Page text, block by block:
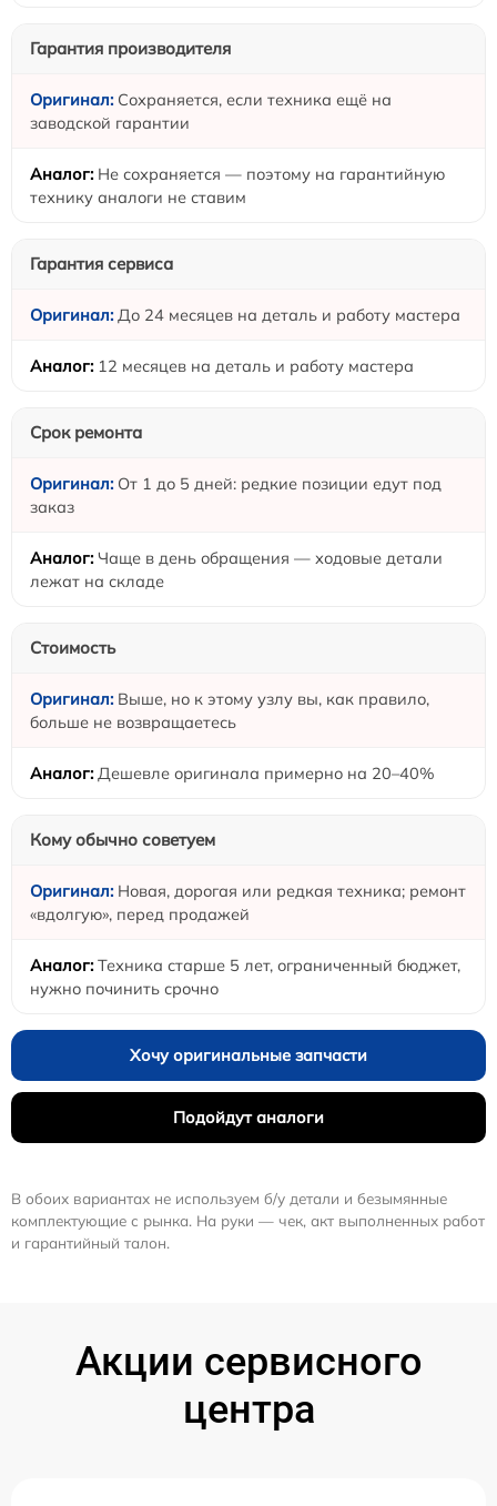
Гарантия производителя
Сохраняется, если техника ещё на
заводской гарантии
Не сохраняется — поэтому на гарантийную
технику аналоги не ставим
Гарантия сервиса
До 24 месяцев на деталь и работу мастера
12 месяцев на деталь и работу мастера
Срок ремонта
От 1 до 5 дней: редкие позиции едут под
заказ
Чаще в день обращения — ходовые детали
лежат на складе
Стоимость
Выше, но к этому узлу вы, как правило,
больше не возвращаетесь
Дешевле оригинала примерно на 20–40%
Кому обычно советуем
Новая, дорогая или редкая техника; ремонт
«вдолгую», перед продажей
Техника старше 5 лет, ограниченный бюджет,
нужно починить срочно
Хочу оригинальные запчасти
Подойдут аналоги
В обоих вариантах не используем б/у детали и безымянные
комплектующие с рынка. На руки — чек, акт выполненных работ
и гарантийный талон.
Акции сервисного
центра